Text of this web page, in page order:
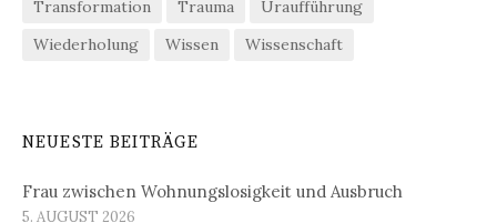
Transformation
Trauma
Uraufführung
Wiederholung
Wissen Wissenschaft
NEUESTE BEITRÄGE
Frau zwischen Wohnungslosigkeit und Ausbruch
5. AUGUST 2026